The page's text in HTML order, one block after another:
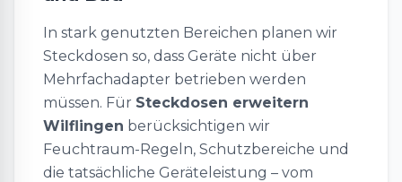
In stark genutzten Bereichen planen wir
Steckdosen so, dass Geräte nicht über
Mehrfachadapter betrieben werden
müssen. Für Steckdosen erweitern
Wilflingen berücksichtigen wir
Feuchtraum-Regeln, Schutzbereiche und
die tatsächliche Geräteleistung – vom